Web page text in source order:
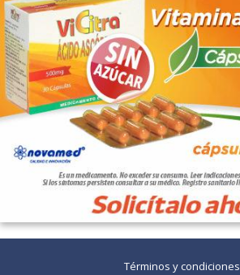
Términos y condiciones